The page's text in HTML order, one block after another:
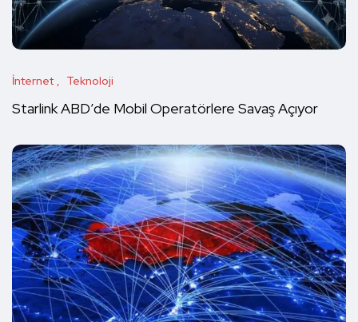
İnternet Teknoloji
Starlink ABD’de Mobil Operatörlere Savaş Açıyor